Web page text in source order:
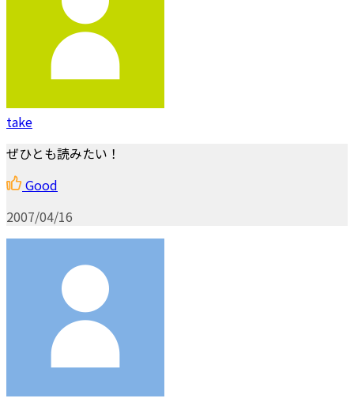
take
ぜひとも読みたい！
Good
2007/04/16